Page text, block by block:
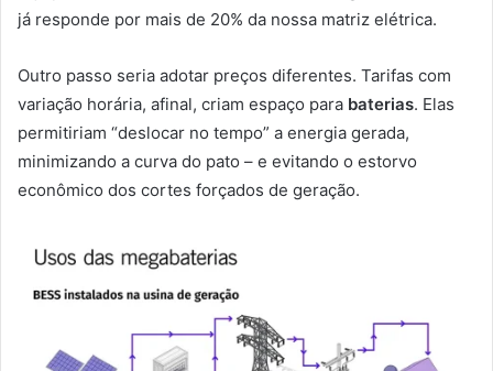
já responde por mais de 20% da nossa matriz elétrica.
Outro passo seria adotar preços diferentes. Tarifas com
variação horária, afinal, criam espaço para baterias. Elas
permitiriam “deslocar no tempo” a energia gerada,
minimizando a curva do pato – e evitando o estorvo
econômico dos cortes forçados de geração.